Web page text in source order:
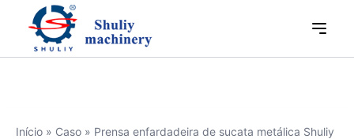
Início » Caso » Prensa enfardadeira de sucata metálica Shuliy